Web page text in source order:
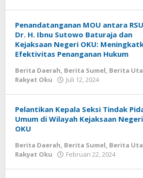
Penandatanganan MOU antara
Dr. H. Ibnu Sutowo Baturaja dan
Kejaksaan Negeri OKU:
Efektivitas Penanganan Hukum
Berita Daerah, Berita Sumel, Berita
Rakyat Oku
Juli 12, 2024
Pelantikan Kepala Seksi Tindak
Umum di Wilayah Kejaksaan Negeri
OKU
Berita Daerah, Berita Sumel, Berita
Rakyat Oku
Februari 22, 2024